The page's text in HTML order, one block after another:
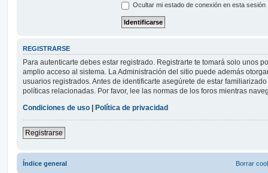
Ocultar mi estado de conexión en esta sesión
REGISTRARSE
Para autenticarte debes estar registrado. Registrarte te tomará solo unos
amplio acceso al sistema. La Administración del sitio puede además
usuarios registrados. Antes de identificarte asegúrete de estar
políticas relacionadas. Por favor, lee las normas de los foros mientras
Condiciones de uso
Política de privacidad
Registrarse
Índice general Borrar